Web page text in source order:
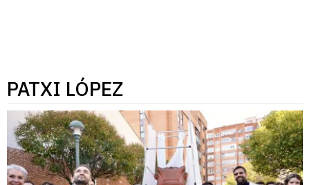
PATXI LÓPEZ